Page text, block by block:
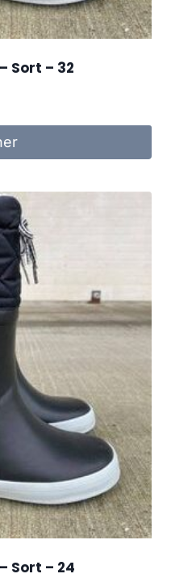
Sort – 32
Sort – 24